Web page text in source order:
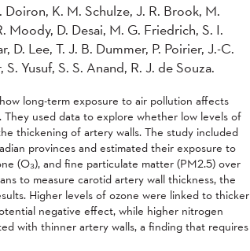
Doiron, K. M. Schulze, J. R. Brook, M.
Moody, D. Desai, M. G. Friedrich, S. I.
D. Lee, T. J. B. Dummer, P. Poirier, J.-C.
S. Yusuf, S. S. Anand, R. J. de Souza.
long-term exposure to air pollution affects
They used data to explore whether low levels of
thickening of artery walls. The study included
provinces and estimated their exposure to
(O₃), and fine particulate matter (PM2.5) over
to measure carotid artery wall thickness, the
Higher levels of ozone were linked to thicker
negative effect, while higher nitrogen
with thinner artery walls, a finding that requires